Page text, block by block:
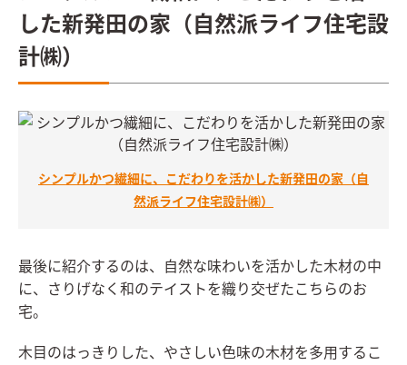
した新発田の家（自然派ライフ住宅設
計㈱）
シンプルかつ繊細に、こだわりを活かした新発田の家（自
然派ライフ住宅設計㈱）
最後に紹介するのは、自然な味わいを活かした木材の中
に、さりげなく和のテイストを織り交ぜたこちらのお
宅。
木目のはっきりした、やさしい色味の木材を多用するこ